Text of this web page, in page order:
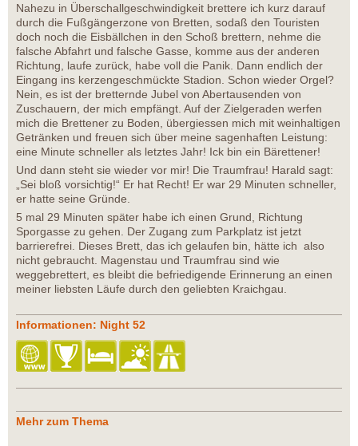
Nahezu in Überschallgeschwindigkeit brettere ich kurz darauf
durch die Fußgängerzone von Bretten, sodaß den Touristen
doch noch die Eisbällchen in den Schoß brettern, nehme die
falsche Abfahrt und falsche Gasse, komme aus der anderen
Richtung, laufe zurück, habe voll die Panik. Dann endlich der
Eingang ins kerzengeschmückte Stadion. Schon wieder Orgel?
Nein, es ist der bretternde Jubel von Abertausenden von
Zuschauern, der mich empfängt. Auf der Zielgeraden werfen
mich die Brettener zu Boden, übergiessen mich mit weinhaltigen
Getränken und freuen sich über meine sagenhaften Leistung:
eine Minute schneller als letztes Jahr! Ick bin ein Bärettener!
Und dann steht sie wieder vor mir! Die Traumfrau! Harald sagt:
„Sei bloß vorsichtig!“ Er hat Recht! Er war 29 Minuten schneller,
er hatte seine Gründe.
5 mal 29 Minuten später habe ich einen Grund, Richtung
Sporgasse zu gehen. Der Zugang zum Parkplatz ist jetzt
barrierefrei. Dieses Brett, das ich gelaufen bin, hätte ich also
nicht gebraucht. Magenstau und Traumfrau sind wie
weggebrettert, es bleibt die befriedigende Erinnerung an einen
meiner liebsten Läufe durch den geliebten Kraichgau.
Informationen: Night 52
Mehr zum Thema